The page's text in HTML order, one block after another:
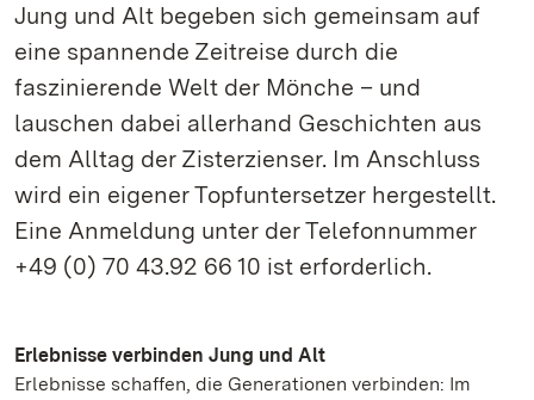
Jung und Alt begeben sich gemeinsam auf
eine spannende Zeitreise durch die
faszinierende Welt der Mönche – und
lauschen dabei allerhand Geschichten aus
dem Alltag der Zisterzienser. Im Anschluss
wird ein eigener Topfuntersetzer hergestellt.
Eine Anmeldung unter der Telefonnummer
+49 (0) 70 43.92 66 10 ist erforderlich.
Erlebnisse verbinden Jung und Alt
Erlebnisse schaffen, die Generationen verbinden: Im